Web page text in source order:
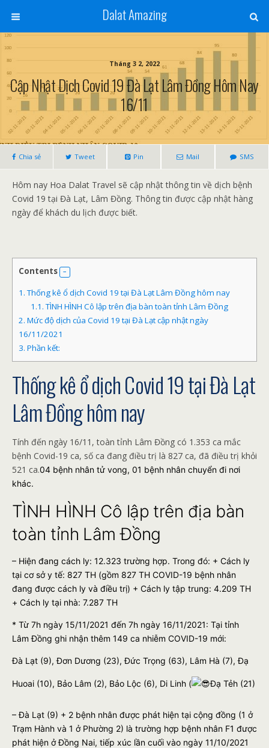
Dalat Amazing
Tháng 3 2, 2022
Cập Nhật Dịch Covid 19 Đà Lạt Lâm Đồng Hôm Nay
16/11
Chia sẻ Tweet Pin Mail SMS
Hôm nay Hoa Dalat Travel sẽ cập nhật thông tin về dịch bệnh
Covid 19 tại Đà Lạt, Lâm Đồng. Thông tin được cập nhật hàng
ngày để khách du lịch được biết.
Contents
1.Thống kê ổ dịch Covid 19 tại Đà Lạt Lâm Đồng hôm nay
1.1.TÌNH HÌNH Cô lập trên địa bàn toàn tỉnh Lâm Đồng
2. Mức độ dịch của Covid 19 tại Đà Lạt cập nhật ngày
16/11/2021
3. Phần kết:
Thống kê ổ dịch Covid 19 tại Đà Lạt
Lâm Đồng hôm nay
Tính đến ngày 16/11, toàn tỉnh Lâm Đồng có 1.353 ca mắc
bệnh Covid-19 ca, số ca đang điều trị là 827 ca, đã điều trị khỏi
521 ca.04 bệnh nhân tử vong, 01 bệnh nhân chuyển đi nơi
khác.
TÌNH HÌNH Cô lập trên địa bàn
toàn tỉnh Lâm Đồng
– Hiện đang cách ly: 12.323 trường hợp. Trong đó: + Cách ly
tại cơ sở y tế: 827 TH (gồm 827 TH COVID-19 bệnh nhân
đang được cách ly và điều trị) + Cách ly tập trung: 4.209 TH
+ Cách ly tại nhà: 7.287 TH
* Từ 7h ngày 15/11/2021 đến 7h ngày 16/11/2021: Tại tỉnh
Lâm Đồng ghi nhận thêm 149 ca nhiễm COVID-19 mới:
Đà Lạt (9), Đơn Dương (23), Đức Trọng (63), Lâm Hà (7), Đạ
Huoai (10), Bảo Lâm (2), Bảo Lộc (6), Di Linh ( Đạ Tẻh (21)
– Đà Lạt (9) + 2 bệnh nhân được phát hiện tại cộng đồng (1 ở
Trạm Hành và 1 ở Phường 2) là trường hợp bệnh nhân F1 được
phát hiện ở Đồng Nai, tiếp xúc lần cuối vào ngày 11/10/2021